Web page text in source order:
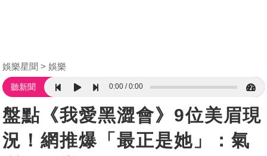
娛樂星聞 娛樂
聽新聞 0:00 0:00
盤點《我愛黑澀會》9位美眉現
況！網推爆「最正是她」：氣